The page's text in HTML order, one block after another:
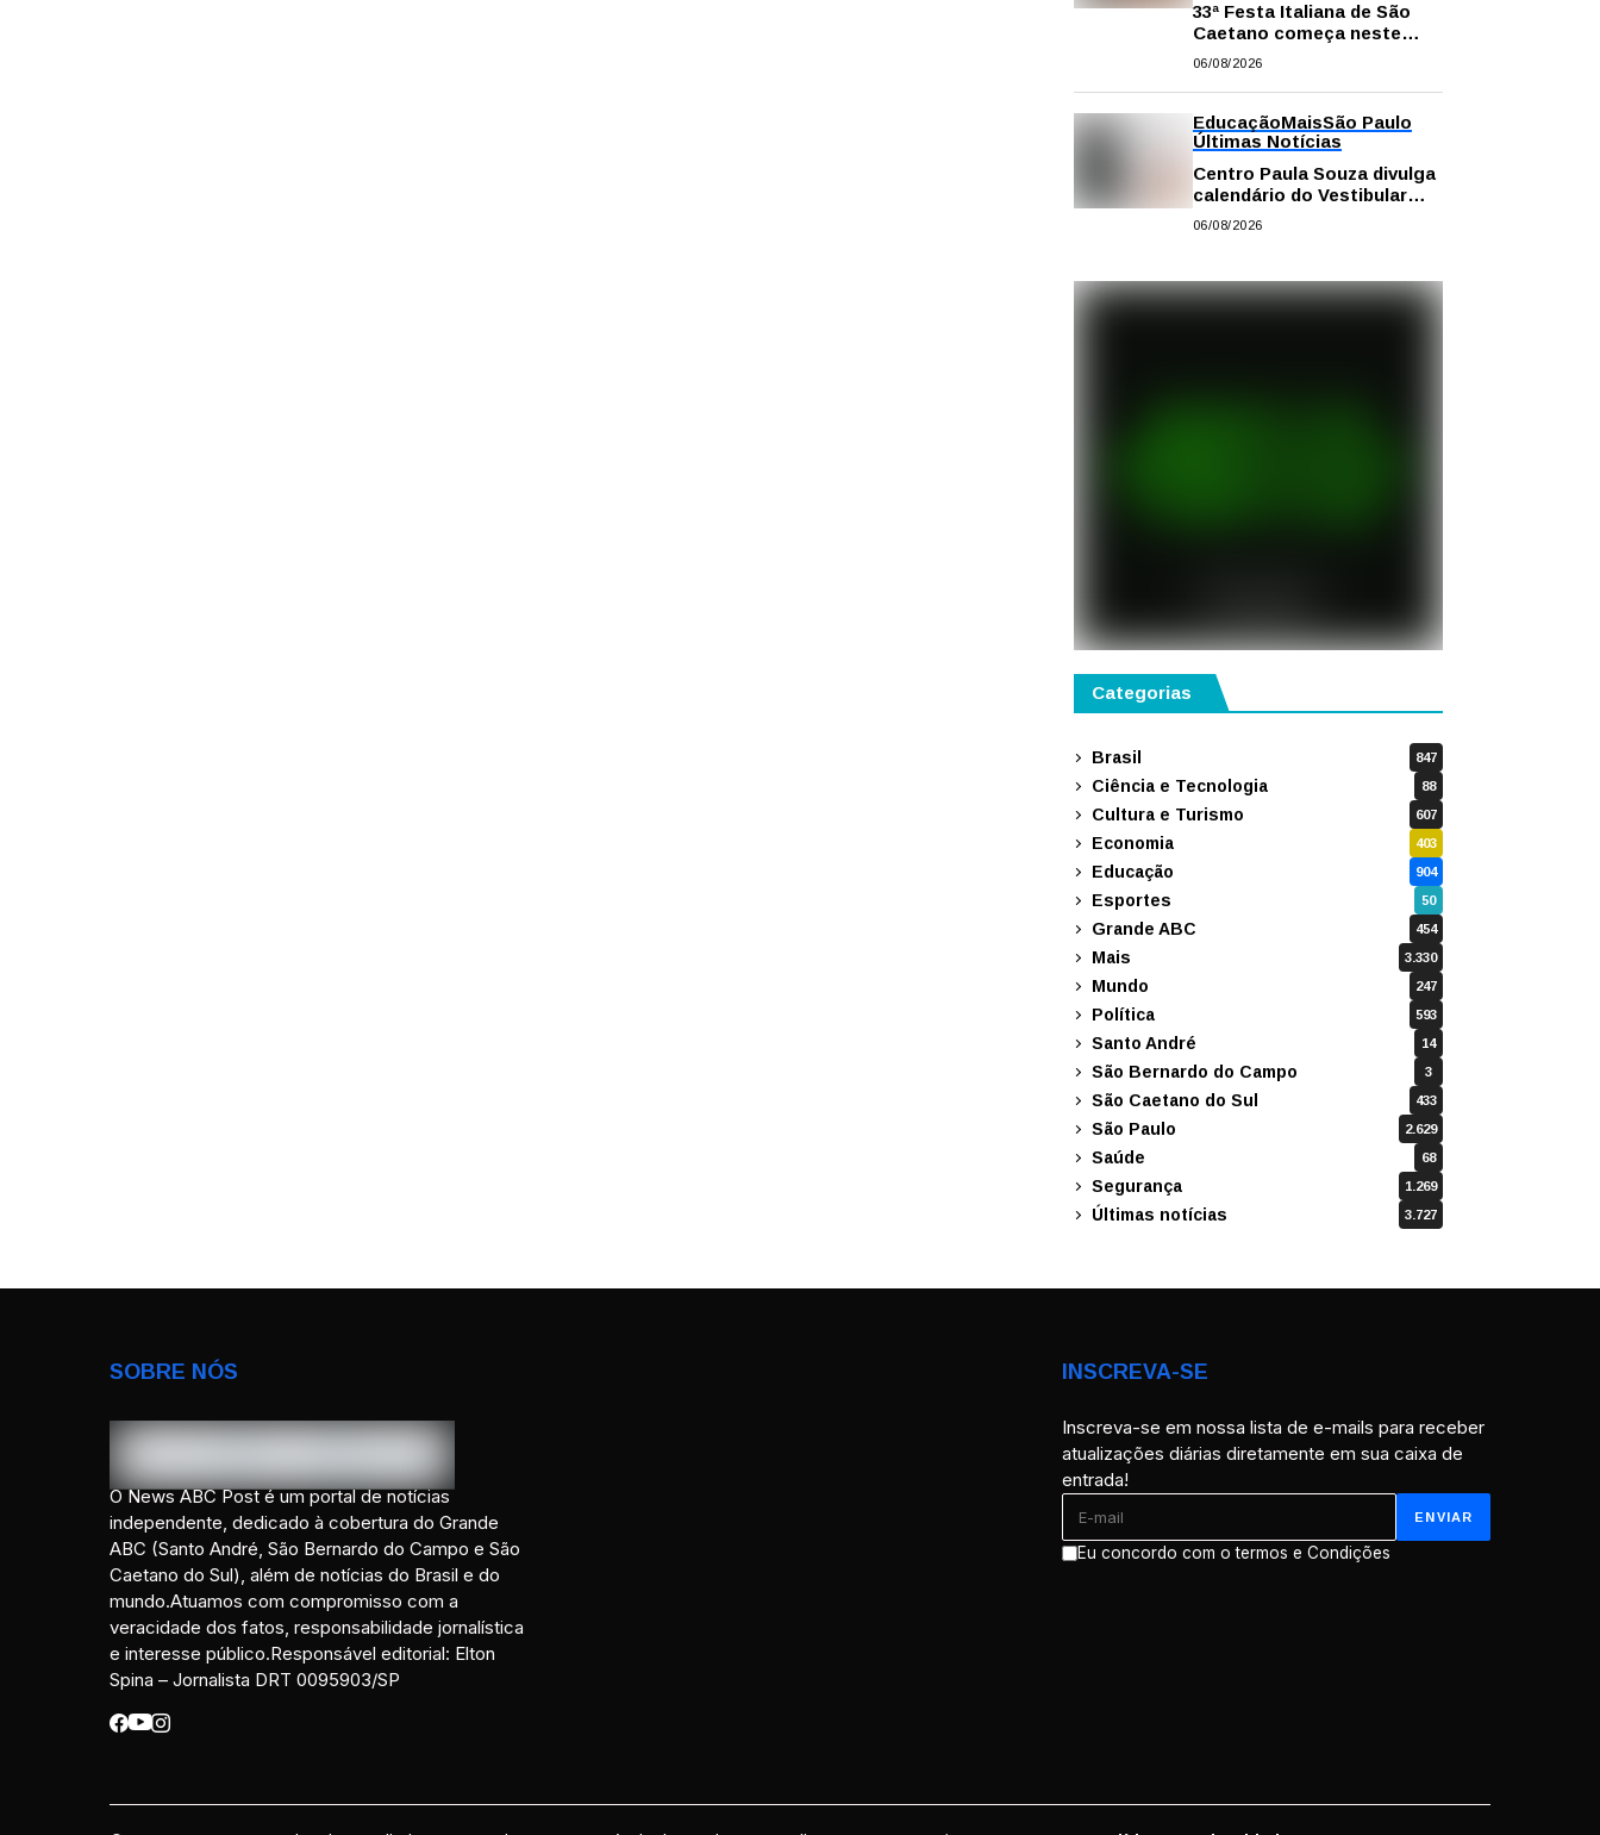
33ª Festa Italiana de São
Caetano começa neste
sábado com mais barracas
e atrações
06/08/2026
EducaçãoMaisSão Paulo
Últimas Notícias
Centro Paula Souza divulga
calendário do Vestibular
das Fatecs para o primeiro
06/08/2026
Categorias
Brasil 847
Ciência e Tecnologia 88
Cultura e Turismo 607
Economia 403
Educação 904
Esportes 50
Grande ABC 454
Mais 3.330
Mundo 247
Política 593
Santo André 14
São Bernardo do Campo 3
São Caetano do Sul 433
São Paulo 2.629
Saúde 68
Segurança 1.269
Últimas notícias 3.727
SOBRE NÓS
O News ABC Post é um portal de notícias
independente, dedicado à cobertura do Grande
ABC (Santo André, São Bernardo do Campo e São
Caetano do Sul), além de notícias do Brasil e do
mundo.Atuamos com compromisso com a
veracidade dos fatos, responsabilidade jornalística
e interesse público.Responsável editorial: Elton
Spina – Jornalista DRT 0095903/SP
INSCREVA-SE
Inscreva-se em nossa lista de e-mails para receber
atualizações diárias diretamente em sua caixa de
entrada!
Eu concordo com o termos e Condições